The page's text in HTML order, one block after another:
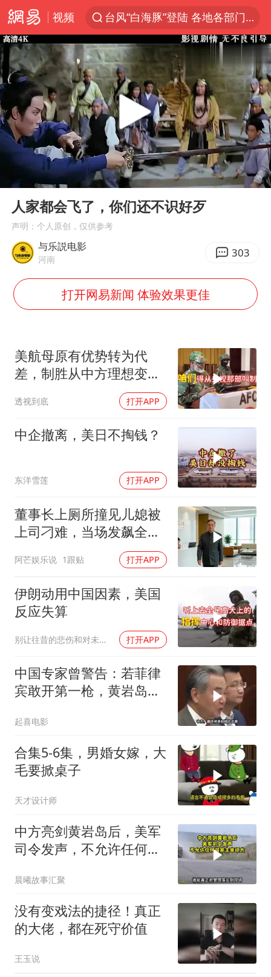
视频
台风“白海豚”登陆 各地各部门全力应对
人形机器人第一股
多地银行上调存款利率
上海地铁4条线路全线停运
白海豚路径图
宇树申购 中一签有望赚20万元
4.2平卫生间补漏注胶花1.55万
武汉3名城管协管员殴打摊主被刑拘
律师谈贾冰私人饭局被偷拍
白海豚可深入内陆制造大范围风雨
NBA传奇教练老尼尔森去世
5万小车卖不动 微型代步车集体遇冷
从科技创新看开局起步的时与势
Play
00:00 08:34
人家都会飞了，你们还不识好歹
声明：个人原创，仅供参考
与乐説电影
河南 303
打开网易新闻 体验效果更佳
美航母原有优势转为代
差，制胜从中方理想变为
透视到底 打开APP
中企撤离，美日不掏钱？
东洋雪莲 打开APP
董事长上厕所撞见儿媳被
上司刁难，当场发飙全场
阿芒娱乐说 1跟贴 打开APP
伊朗动用中国因素，美国
反应失算
别让往昔的悲伤和对未来的恐惧 打开APP
中国专家曾警告：若菲律
宾敢开第一枪，黄岩岛填
起喜电影
合集5-6集，男婚女嫁，大
毛要掀桌子
天才设计师
中方亮剑黄岩岛后，美军
司令发声，不允许任何国
晨曦故事汇聚
没有变戏法的捷径！真正
的大佬，都在死守价值
王玉说